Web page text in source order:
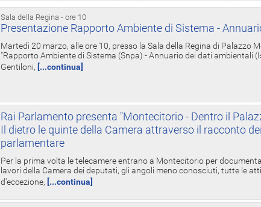
Sala della Regina - ore 10
Presentazione Rapporto Ambiente di Sistema -
Martedì 20 marzo, alle ore 10, presso la Sala della Regina di Palazzo
"Rapporto Ambiente di Sistema (Snpa) - Annuario dei dati ambientali
Gentiloni, [...continua]
Rai Parlamento presenta "Montecitorio - Dentro il
Il dietro le quinte della Camera attraverso il racconto
parlamentare
Per la prima volta le telecamere entrano a Montecitorio per
lavori della Camera dei deputati, gli angoli meno conosciuti, tutte le
d'eccezione, [...continua]